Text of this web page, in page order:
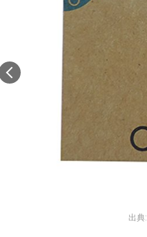
出典: